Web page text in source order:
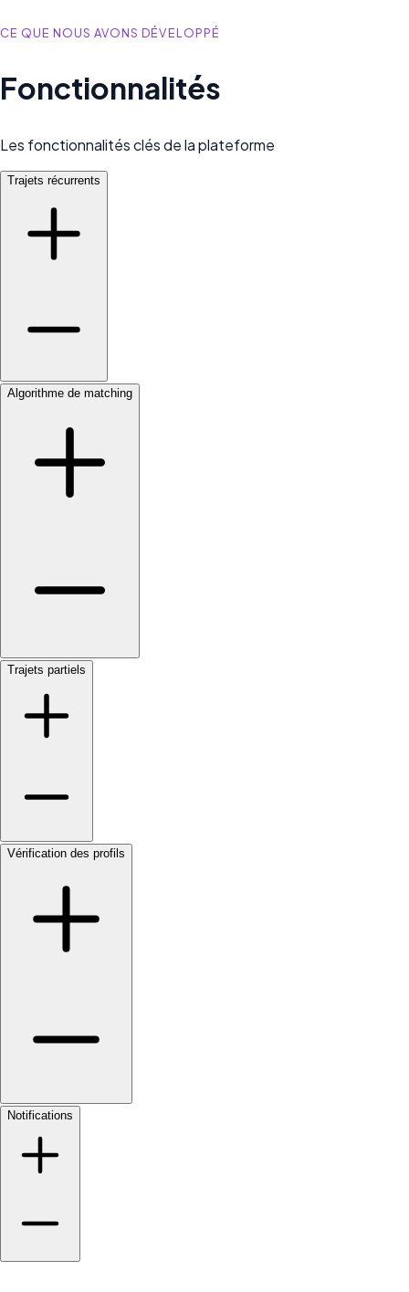
CE QUE NOUS AVONS DÉVELOPPÉ
Fonctionnalités
Les fonctionnalités clés de la plateforme
Trajets récurrents
Algorithme de matching
Trajets partiels
Vérification des profils
Notifications